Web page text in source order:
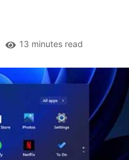
13 minutes read